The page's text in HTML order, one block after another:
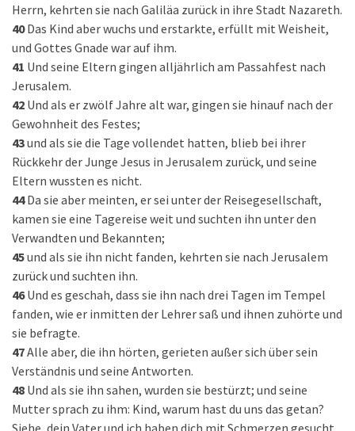
Herrn, kehrten sie nach Galiläa zurück in ihre Stadt Nazareth.
40 Das Kind aber wuchs und erstarkte, erfüllt mit Weisheit,
und Gottes Gnade war auf ihm.
41 Und seine Eltern gingen alljährlich am Passahfest nach
Jerusalem.
42 Und als er zwölf Jahre alt war, gingen sie hinauf nach der
Gewohnheit des Festes;
43und als sie die Tage vollendet hatten, blieb bei ihrer
Rückkehr der Junge Jesus in Jerusalem zurück, und seine
Eltern wussten es nicht.
44 Da sie aber meinten, er sei unter der Reisegesellschaft,
kamen sie eine Tagereise weit und suchten ihn unter den
Verwandten und Bekannten;
45und als sie ihn nicht fanden, kehrten sie nach Jerusalem
zurück und suchten ihn.
46 Und es geschah, dass sie ihn nach drei Tagen im Tempel
fanden, wie er inmitten der Lehrer saß und ihnen zuhörte und
sie befragte.
47Alle aber, die ihn hörten, gerieten außer sich über sein
Verständnis und seine Antworten.
48 Und als sie ihn sahen, wurden sie bestürzt; und seine
Mutter sprach zu ihm: Kind, warum hast du uns das getan?
Siehe, dein Vater und ich haben dich mit Schmerzen gesucht.